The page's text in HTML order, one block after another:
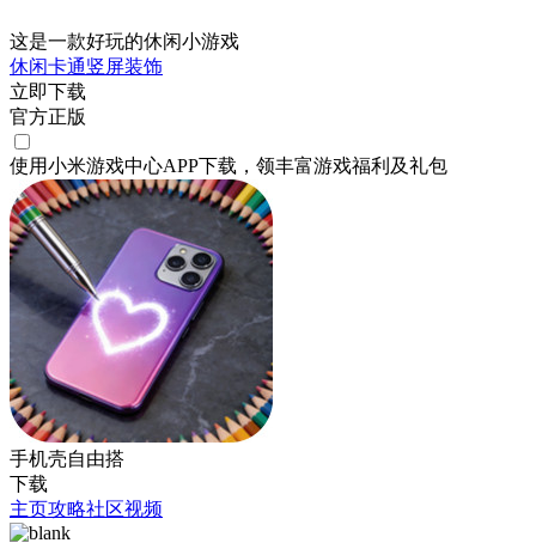
这是一款好玩的休闲小游戏
休闲卡通竖屏装饰
立即下载
官方正版
使用小米游戏中心APP下载 ，领丰富游戏福利 及礼包
手机壳自由搭
下载
主页攻略社区视频